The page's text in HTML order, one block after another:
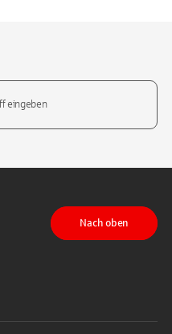
TikTokauf LinkedIn
Nach oben